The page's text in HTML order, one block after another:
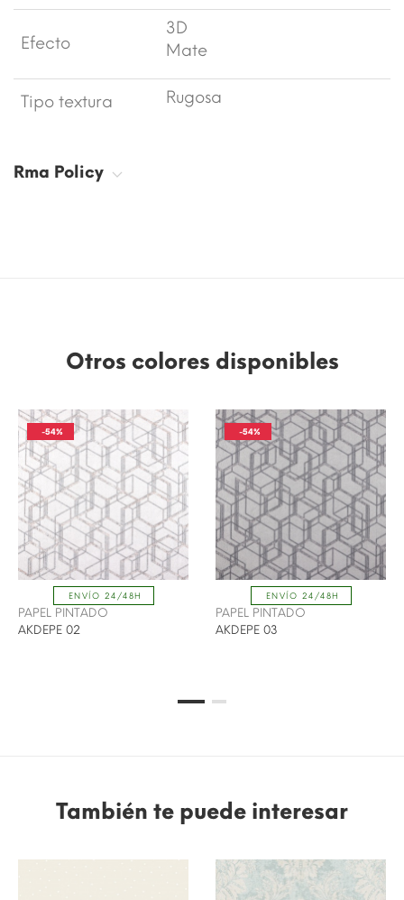
Efecto
3D
Mate
Tipo textura Rugosa
Rma Policy
Otros colores disponibles
ENVÍO 24/48H
-54%
PAPEL PINTADO
AKDEPE 02
ENVÍO 24/48H
-54%
PAPEL PINTADO
AKDEPE 03
También te puede interesar